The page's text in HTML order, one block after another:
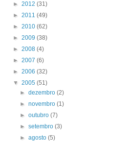
► 2012 (31)
► 2011 (49)
► 2010 (62)
► 2009 (38)
► 2008 (4)
► 2007 (6)
► 2006 (32)
▼ 2005 (51)
►dezembro(2)
►novembro(1)
►outubro(7)
►setembro(3)
►agosto(5)